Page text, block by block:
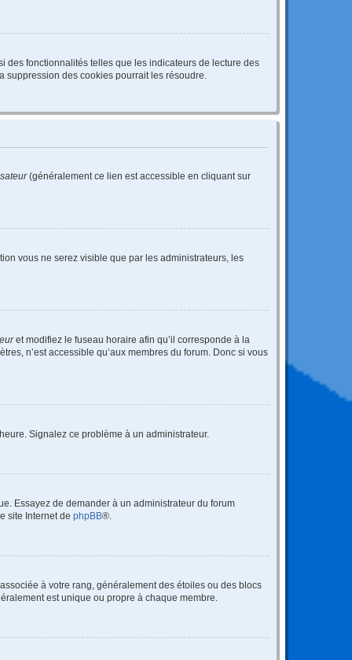
des fonctionnalités telles que les indicateurs de lecture des
des cookies pourrait les résoudre.
(généralement ce lien est accessible en cliquant sur
vous ne serez visible que par les administrateurs, les
et modifiez le fuseau horaire afin qu’il corresponde à la
n’est accessible qu’aux membres du forum. Donc si vous
Signalez ce problème à un administrateur.
Essayez de demander à un administrateur du forum
site Internet de phpBB®.
à votre rang, généralement des étoiles ou des blocs
est unique ou propre à chaque membre.